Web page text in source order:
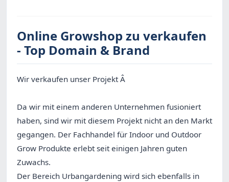
Online Growshop zu verkaufen
- Top Domain & Brand
Wir verkaufen unser Projekt Â
Da wir mit einem anderen Unternehmen fusioniert
haben, sind wir mit diesem Projekt nicht an den Markt
gegangen. Der Fachhandel für Indoor und Outdoor
Grow Produkte erlebt seit einigen Jahren guten
Zuwachs.
Der Bereich Urbangardening wird sich ebenfalls in